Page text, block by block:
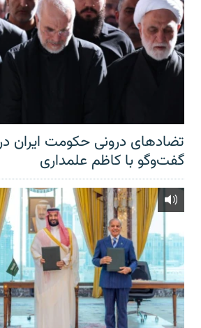
تضادهای درونی حکومت ایران
گفت‌‌وگو با کاظم علمداری